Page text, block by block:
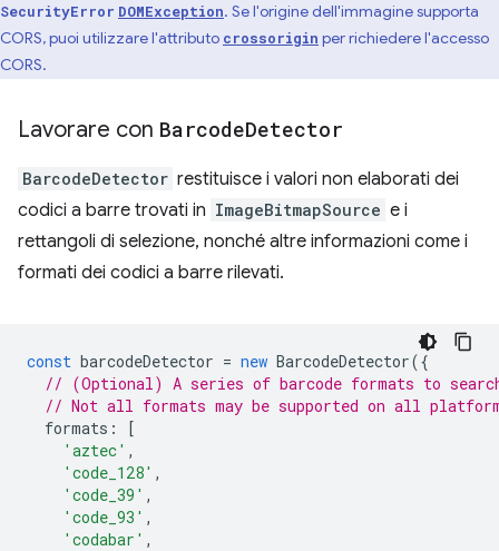
SecurityError DOMException. Se l'origine dell'immagine supporta
CORS, puoi utilizzare l'attributo crossorigin per richiedere l'accesso
CORS.
Lavorare con BarcodeDetector
BarcodeDetector restituisce i valori non elaborati dei
codici a barre trovati in ImageBitmapSource e i
rettangoli di selezione, nonché altre informazioni come i
formati dei codici a barre rilevati.
const barcodeDetector = new BarcodeDetector({
// (Optional) A series of barcode formats to
// Not all formats may be supported on all
formats :
[
'aztec' ,
'code_128' ,
'code_39' ,
'code_93' ,
'codabar' ,